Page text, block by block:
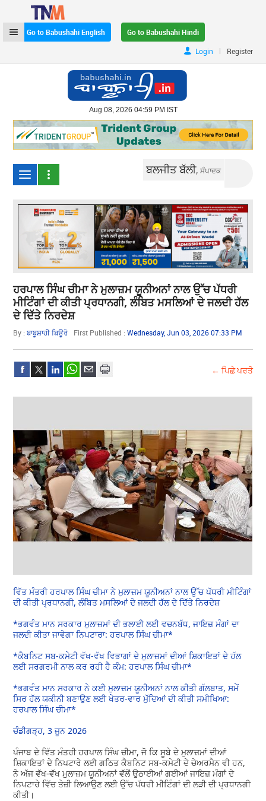
Go to Babushahi English
Go to Babushahi Hindi
Login
| Register
Aug 08, 2026 04:59 PM IST
ਬਲਜੀਤ ਬੱਲੀ,ਸੰਪਾਦਕ
ਹਰਪਾਲ ਸਿੰਘ ਚੀਮਾ ਨੇ ਮੁਲਾਜ਼ਮ ਯੂਨੀਅਨਾਂ ਨਾਲ ਉੱਚ ਪੱਧਰੀ
ਮੀਟਿੰਗਾਂ ਦੀ ਕੀਤੀ ਪ੍ਰਧਾਨਗੀ, ਲੰਬਿਤ ਮਸਲਿਆਂ ਦੇ ਜਲਦੀ ਹੱਲ
ਦੇ ਦਿੱਤੇ ਨਿਰਦੇਸ਼
By :ਬਾਬੂਸ਼ਾਹੀ ਬਿਊਰੋ First Published :Wednesday, Jun 03, 2026 07:33 PM
← ਪਿਛੇ ਪਰਤੋ
ਵਿੱਤ ਮੰਤਰੀ ਹਰਪਾਲ ਸਿੰਘ ਚੀਮਾ ਨੇ ਮੁਲਾਜ਼ਮ ਯੂਨੀਅਨਾਂ ਨਾਲ ਉੱਚ ਪੱਧਰੀ ਮੀਟਿੰਗਾਂ
ਦੀ ਕੀਤੀ ਪ੍ਰਧਾਨਗੀ, ਲੰਬਿਤ ਮਸਲਿਆਂ ਦੇ ਜਲਦੀ ਹੱਲ ਦੇ ਦਿੱਤੇ ਨਿਰਦੇਸ਼
*ਭਗਵੰਤ ਮਾਨ ਸਰਕਾਰ ਮੁਲਾਜ਼ਮਾਂ ਦੀ ਭਲਾਈ ਲਈ ਵਚਨਬੱਧ, ਜਾਇਜ਼ ਮੰਗਾਂ ਦਾ
ਜਲਦੀ ਕੀਤਾ ਜਾਵੇਗਾ ਨਿਪਟਾਰਾ: ਹਰਪਾਲ ਸਿੰਘ ਚੀਮਾ*
*ਕੈਬਨਿਟ ਸਬ-ਕਮੇਟੀ ਵੱਖ-ਵੱਖ ਵਿਭਾਗਾਂ ਦੇ ਮੁਲਾਜ਼ਮਾਂ ਦੀਆਂ ਸ਼ਿਕਾਇਤਾਂ ਦੇ ਹੱਲ
ਲਈ ਸਰਗਰਮੀ ਨਾਲ ਕਰ ਰਹੀ ਹੈ ਕੰਮ: ਹਰਪਾਲ ਸਿੰਘ ਚੀਮਾ*
*ਭਗਵੰਤ ਮਾਨ ਸਰਕਾਰ ਨੇ ਕਈ ਮੁਲਾਜ਼ਮ ਯੂਨੀਅਨਾਂ ਨਾਲ ਕੀਤੀ ਗੱਲਬਾਤ, ਸਮੇਂ
ਸਿਰ ਹੱਲ ਯਕੀਨੀ ਬਣਾਉਣ ਲਈ ਖੇਤਰ-ਵਾਰ ਮੁੱਦਿਆਂ ਦੀ ਕੀਤੀ ਸਮੀਖਿਆ:
ਹਰਪਾਲ ਸਿੰਘ ਚੀਮਾ*
ਚੰਡੀਗੜ੍ਹ, 3 ਜੂਨ 2026
ਪੰਜਾਬ ਦੇ ਵਿੱਤ ਮੰਤਰੀ ਹਰਪਾਲ ਸਿੰਘ ਚੀਮਾ, ਜੋ ਕਿ ਸੂਬੇ ਦੇ ਮੁਲਾਜ਼ਮਾਂ ਦੀਆਂ
ਸ਼ਿਕਾਇਤਾਂ ਦੇ ਨਿਪਟਾਰੇ ਲਈ ਗਠਿਤ ਕੈਬਨਿਟ ਸਬ-ਕਮੇਟੀ ਦੇ ਚੇਅਰਮੈਨ ਵੀ ਹਨ,
ਨੇ ਅੱਜ ਵੱਖ-ਵੱਖ ਮੁਲਾਜ਼ਮ ਯੂਨੀਅਨਾਂ ਵੱਲੋਂ ਉਠਾਈਆਂ ਗਈਆਂ ਜਾਇਜ਼ ਮੰਗਾਂ ਦੇ
ਨਿਪਟਾਰੇ ਵਿੱਚ ਤੇਜ਼ੀ ਲਿਆਉਣ ਲਈ ਉੱਚ ਪੱਧਰੀ ਮੀਟਿੰਗਾਂ ਦੀ ਲੜੀ ਦੀ ਪ੍ਰਧਾਨਗੀ
ਕੀਤੀ।